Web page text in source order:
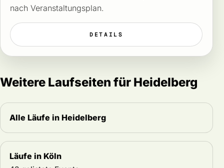
nach Veranstaltungsplan.
DETAILS
Weitere Laufseiten für Heidelberg
Alle Läufe in Heidelberg
Läufe in Köln